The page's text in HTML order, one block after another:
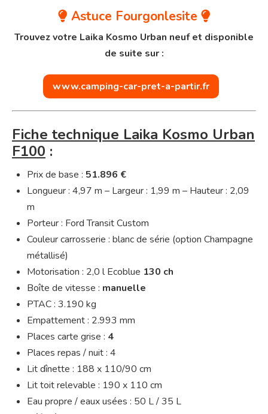
Astuce Fourgonlesite
Trouvez votre Laika Kosmo Urban neuf et disponible
de suite sur :
www.camping-car-pret-a-partir.fr
Fiche technique Laika Kosmo Urban
F100 :
Prix de base : 51.896 €
Longueur : 4,97 m – Largeur : 1,99 m – Hauteur : 2,09
m
Porteur : Ford Transit Custom
Couleur carrosserie : blanc de série (option Champagne
métallisé)
Motorisation : 2,0 l Ecoblue 130 ch
Boîte de vitesse : manuelle
PTAC : 3.190 kg
Empattement : 2.993 mm
Places carte grise : 4
Places repas / nuit : 4
Lit dînette : 188 x 110/90 cm
Lit toit relevable : 190 x 110 cm
Eau propre / eaux usées : 50 L / 35 L